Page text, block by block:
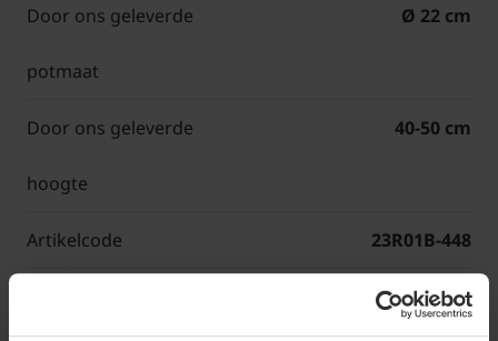
Door ons geleverde
potmaat
Ø 22 cm
Door ons geleverde
hoogte
40-50 cm
Artikelcode 23R01B-448